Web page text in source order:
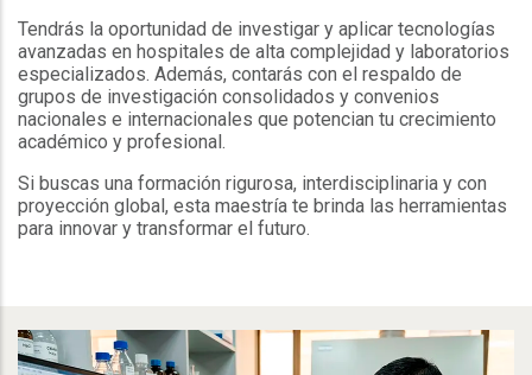
Tendrás la oportunidad de investigar y aplicar tecnologías
avanzadas en hospitales de alta complejidad y laboratorios
especializados. Además, contarás con el respaldo de
grupos de investigación consolidados y convenios
nacionales e internacionales que potencian tu crecimiento
académico y profesional.
Si buscas una formación rigurosa, interdisciplinaria y con
proyección global, esta maestría te brinda las herramientas
para innovar y transformar el futuro.